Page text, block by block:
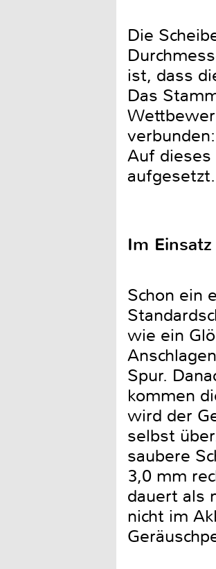
Die
ist, dass
Das
Auf dieses
Im Einsatz
Schon ein
wie ein
Spur.
kommen
wird der
selbst
saubere
3,0 mm
dauert als
nicht im